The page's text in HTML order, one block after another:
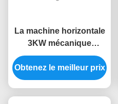
La machine horizontale
3KW mécanique
d'écouvillon d'alcool
essuie la machine de
conditionnement
Obtenez le meilleur prix